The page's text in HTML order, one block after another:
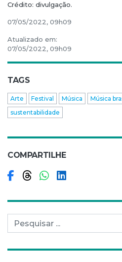
Crédito: divulgação.
07/05/2022, 09h09
Atualizado em:
07/05/2022, 09h09
TAGS
Arte Festival Música Música
sustentabilidade
COMPARTILHE
Compartilhar no
Compartilhar no
Pesquisar por: